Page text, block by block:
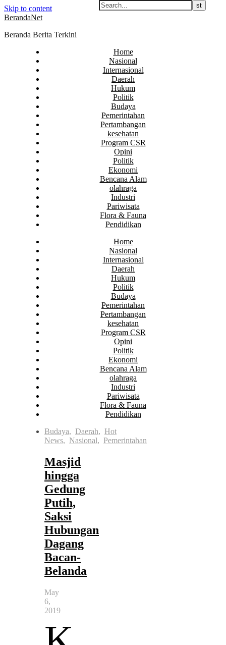
Skip to content
BerandaNet
Beranda Berita Terkini
Home
Nasional
Internasional
Daerah
Hukum
Politik
Budaya
Pemerintahan
Pertambangan
kesehatan
Program CSR
Opini
Politik
Ekonomi
Bencana Alam
olahraga
Industri
Pariwisata
Flora & Fauna
Pendidikan
Home
Nasional
Internasional
Daerah
Hukum
Politik
Budaya
Pemerintahan
Pertambangan
kesehatan
Program CSR
Opini
Politik
Ekonomi
Bencana Alam
olahraga
Industri
Pariwisata
Flora & Fauna
Pendidikan
Budaya, Daerah, Hot
News, Nasional, Pemerintahan
Masjid
hingga
Gedung
Putih,
Saksi
Hubungan
Dagang
Bacan-
Belanda
May
6,
2019